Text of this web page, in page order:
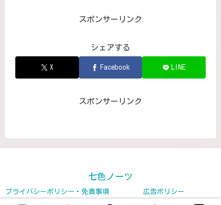
スポンサーリンク
シェアする
X Facebook LINE
スポンサーリンク
七色ノーツ
プライバシーポリシー・免責事項 広告ポリシー